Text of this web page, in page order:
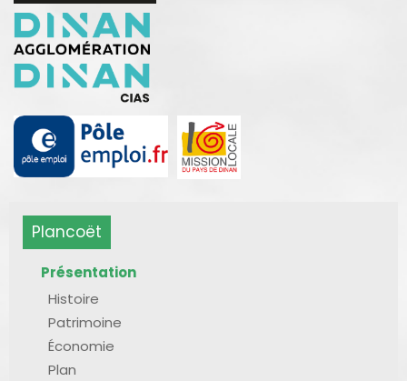
Plancoët
Présentation
Histoire
Patrimoine
Économie
Plan